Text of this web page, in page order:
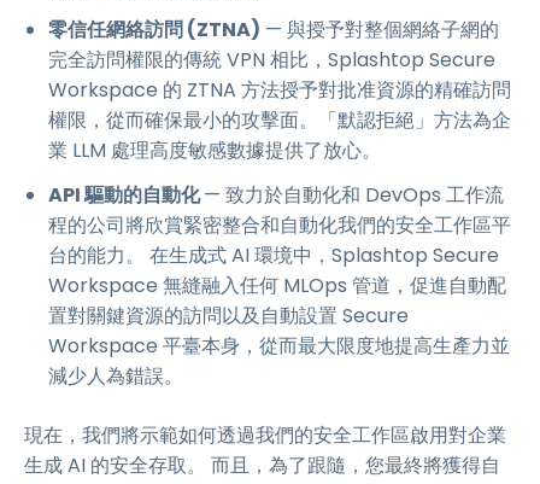
零信任網絡訪問 (ZTNA) — 與授予對整個網絡子網的
完全訪問權限的傳統 VPN 相比，Splashtop Secure
Workspace 的 ZTNA 方法授予對批准資源的精確訪問
權限，從而確保最小的攻擊面。「默認拒絕」方法為企
業 LLM 處理高度敏感數據提供了放心。
API 驅動的自動化— 致力於自動化和 DevOps 工作流
程的公司將欣賞緊密整合和自動化我們的安全工作區平
台的能力。 在生成式 AI 環境中，Splashtop Secure
Workspace 無縫融入任何 MLOps 管道，促進自動配
置對關鍵資源的訪問以及自動設置 Secure
Workspace 平臺本身，從而最大限度地提高生產力並
減少人為錯誤。
現在，我們將示範如何透過我們的安全工作區啟用對企業
生成 AI 的安全存取。 而且，為了跟隨，您最終將獲得自